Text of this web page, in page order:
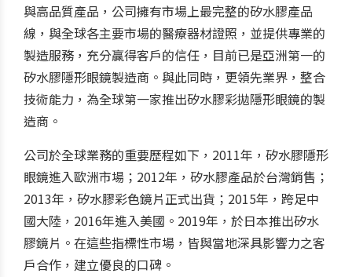
與高品質產品，公司擁有市場上最完整的矽水膠產品
線，與全球各主要市場的醫療器材證照，並提供專業的
製造服務，充分贏得客戶的信任，目前已是亞洲第一的
矽水膠隱形眼鏡製造商。與此同時，更領先業界，整合
技術能力，為全球第一家推出矽水膠彩拋隱形眼鏡的製
造商。
公司於全球業務的重要歷程如下，2011年，矽水膠隱形
眼鏡進入歐洲市場；2012年，矽水膠產品於台灣銷售；
2013年，矽水膠彩色鏡片正式出貨；2015年，跨足中
國大陸，2016年進入美國。2019年，於日本推出矽水
膠鏡片。在這些指標性市場，皆與當地深具影響力之客
戶合作，建立優良的口碑。